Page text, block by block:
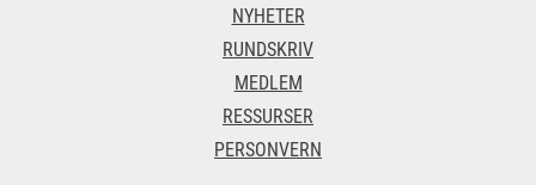
NYHETER
RUNDSKRIV
MEDLEM
RESSURSER
PERSONVERN